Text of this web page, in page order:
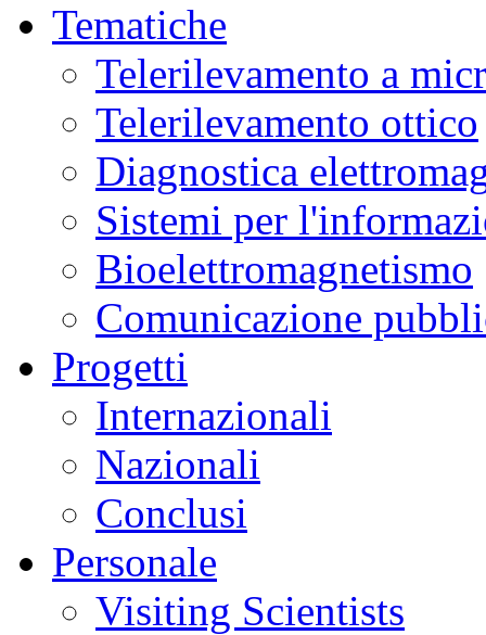
Tematiche
Telerilevamento a
Telerilevamento ottico
Diagnostica
Sistemi per
Bioelettromagnetismo
Comunicazione
Progetti
Internazionali
Nazionali
Conclusi
Personale
Visiting Scientists